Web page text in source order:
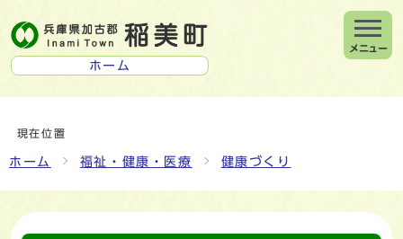
ホーム
メニュー
現在位置
ホーム 福祉・健康・医療 健康づくり